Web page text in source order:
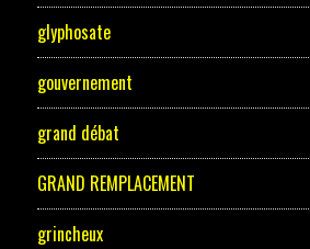
glyphosate
gouvernement
grand débat
GRAND REMPLACEMENT
grincheux